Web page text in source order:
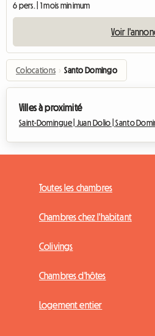
6 pers. | 1 mois minimum
Voir
Colocations › Santo Domingo
Villes à proximité
Saint-Domingue | Juan Dolio |Santo
Toutes les chambres
Chambres chez l'habitant
Colivings
Chambres d'hôtes
Logement entier